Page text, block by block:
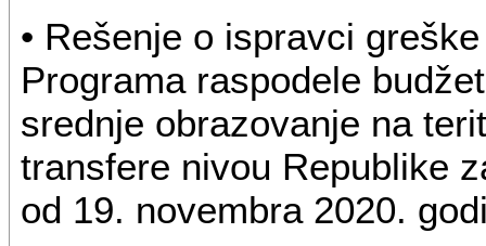
• Rešenje o ispravci
Programa raspodele
srednje obrazovanje na
transfere nivou Republike
od 19. novembra 2020.